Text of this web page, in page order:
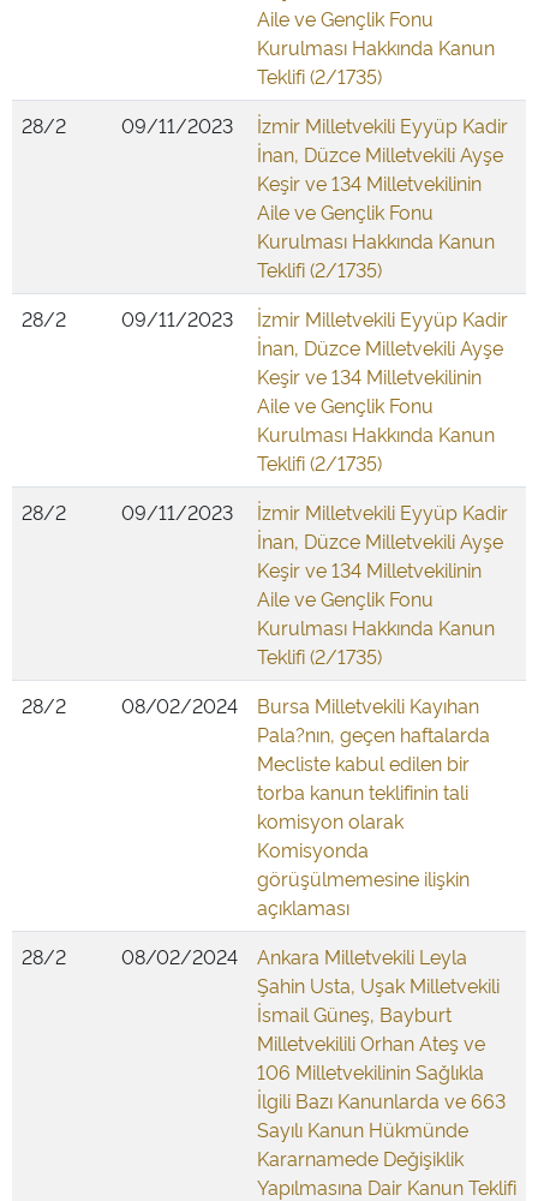
Aile ve Gençlik Fonu
Kurulması Hakkında Kanun
Teklifi (2/1735)
28/2
09/11/2023
İzmir Milletvekili Eyyüp Kadir
İnan, Düzce Milletvekili Ayşe
Keşir ve 134 Milletvekilinin
Aile ve Gençlik Fonu
Kurulması Hakkında Kanun
Teklifi (2/1735)
28/2
09/11/2023
İzmir Milletvekili Eyyüp Kadir
İnan, Düzce Milletvekili Ayşe
Keşir ve 134 Milletvekilinin
Aile ve Gençlik Fonu
Kurulması Hakkında Kanun
Teklifi (2/1735)
28/2
09/11/2023
İzmir Milletvekili Eyyüp Kadir
İnan, Düzce Milletvekili Ayşe
Keşir ve 134 Milletvekilinin
Aile ve Gençlik Fonu
Kurulması Hakkında Kanun
Teklifi (2/1735)
28/2
08/02/2024
Bursa Milletvekili Kayıhan
Pala?nın, geçen haftalarda
Mecliste kabul edilen bir
torba kanun teklifinin tali
komisyon olarak
Komisyonda
görüşülmemesine ilişkin
açıklaması
28/2
08/02/2024
Ankara Milletvekili Leyla
Şahin Usta, Uşak Milletvekili
İsmail Güneş, Bayburt
Milletvekilili Orhan Ateş ve
106 Milletvekilinin Sağlıkla
İlgili Bazı Kanunlarda ve 663
Sayılı Kanun Hükmünde
Kararnamede Değişiklik
Yapılmasına Dair Kanun Teklifi